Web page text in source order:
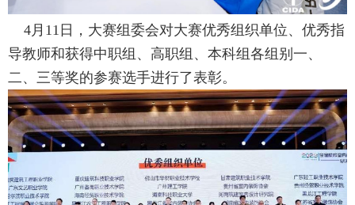
4月 11 日， 大赛组委会对大赛优秀组织单位、优秀指
导教师和获得中职组、高职组、本科组各组别一、
二、三等奖的参赛选手进行了表彰。